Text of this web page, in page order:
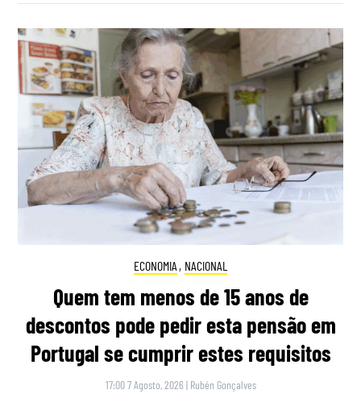
ECONOMIA , NACIONAL
Quem tem menos de 15 anos de
descontos pode pedir esta pensão em
Portugal se cumprir estes requisitos
17:00 7 Agosto, 2026 | Rubén Gonçalves